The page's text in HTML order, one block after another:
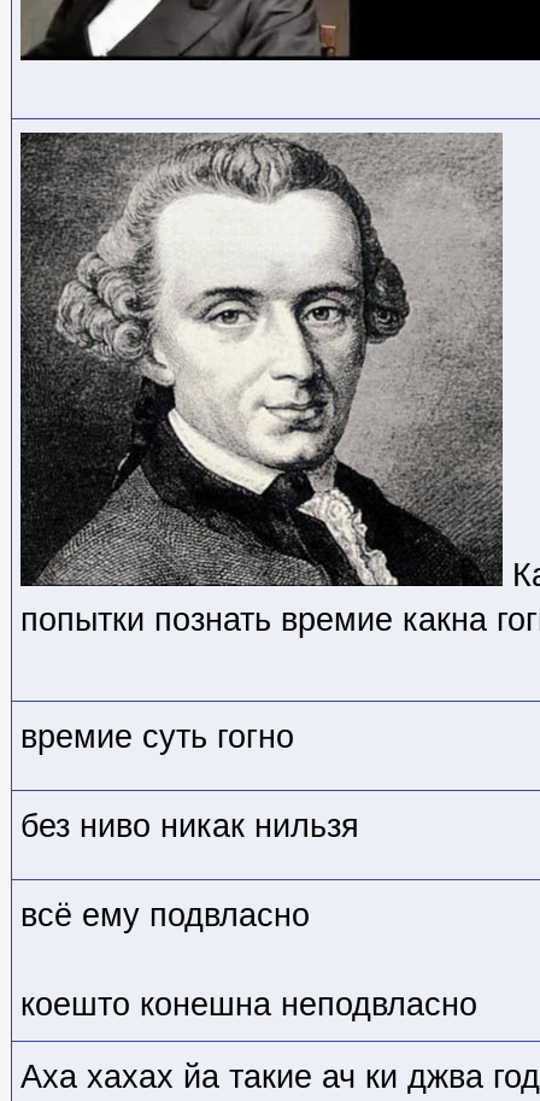
попытки познать времие какна
времие суть гогно
без ниво никак нильзя
всё ему подвласно
коешто конешна неподвласно
Аха хахах йа такие ач ки джва